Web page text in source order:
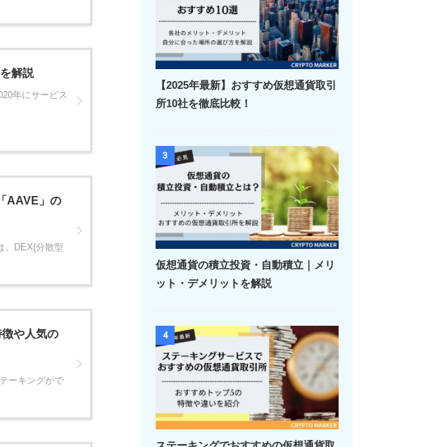
解説
年にサービス
AAVE」の
、DEX(分散型
や人気の
ーキングがで
【2025年最新】おすすめ仮想通貨取引
所10社を徹底比較！
3
仮想通貨の積立投資・自動積立｜メリ
ット・デメリットを解説
4